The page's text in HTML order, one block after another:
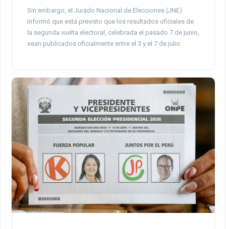
Sin embargo, el Jurado Nacional de Elecciones (JNE)
informó que está previsto que los resultados oficiales de
la segunda vuelta electoral, celebrada el pasado 7 de junio,
sean publicados oficialmente entre el 3 y el 7 de julio.